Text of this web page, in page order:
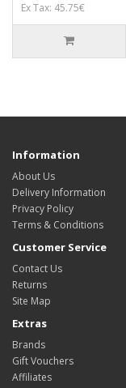
Ex Tax: 45.75€
Information
About Us
Delivery Information
Privacy Policy
Terms & Conditions
Customer Service
Contact Us
Returns
Site Map
Extras
Brands
Gift Vouchers
Affiliates